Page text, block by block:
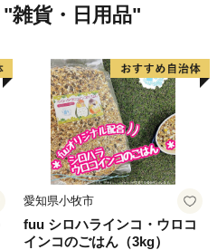
雑貨・日用品"
愛知県小牧市
fuu シロハラインコ・ウロコ
インコのごはん（3kg）